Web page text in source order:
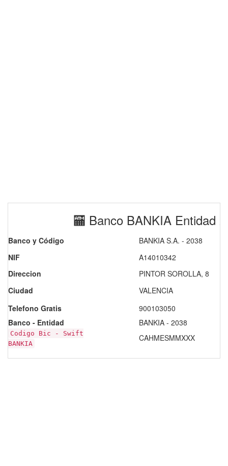
🏧 Banco BANKIA Entidad
Banco y Código
BANKIA S.A. - 2038
NIF
A14010342
Direccion
PINTOR SOROLLA, 8
Ciudad
VALENCIA
Telefono Gratis
900103050
Banco - Entidad
BANKIA - 2038
Codigo Bic - Swift
BANKIA
CAHMESMMXXX